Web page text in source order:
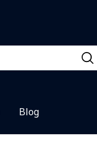
Blog